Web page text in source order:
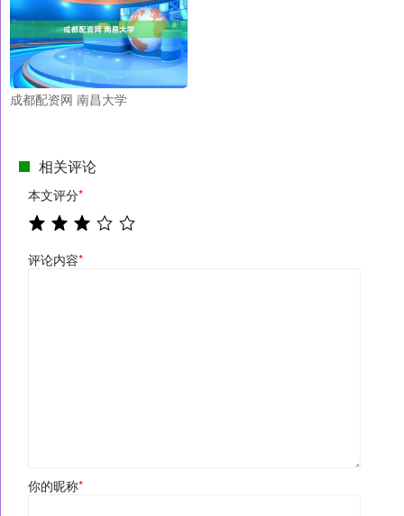
成都配资网 南昌大学
相关评论
本文评分*
评论内容*
你的昵称*